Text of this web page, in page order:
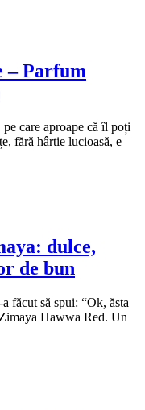
– Parfum
care aproape că îl poți
fără hârtie lucioasă, e
dulce,
de bun
făcut să spui: “Ok, ăsta
Hawwa Red. Un